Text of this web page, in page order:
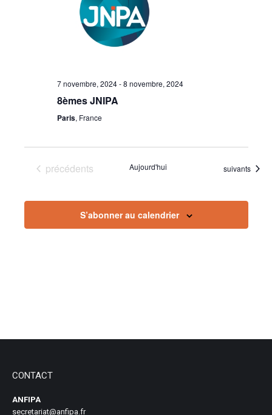
7 novembre, 2024-8 novembre, 2024
8èmes JNIPA
Paris, France
Évènements
précédents Aujourd'hui Évènements
suivants
S’abonner au calendrier
CONTACT
ANFIPA
secretariat@anfipa.fr